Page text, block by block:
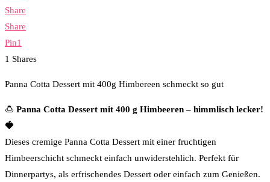
Share
Share
Pin1
1 Shares
Panna Cotta Dessert mit 400g Himbereen schmeckt so gut
🍮 Panna Cotta Dessert mit 400 g Himbeeren – himmlisch lecker!
🍓
Dieses cremige Panna Cotta Dessert mit einer fruchtigen
Himbeerschicht schmeckt einfach unwiderstehlich. Perfekt für
Dinnerpartys, als erfrischendes Dessert oder einfach zum Genießen.